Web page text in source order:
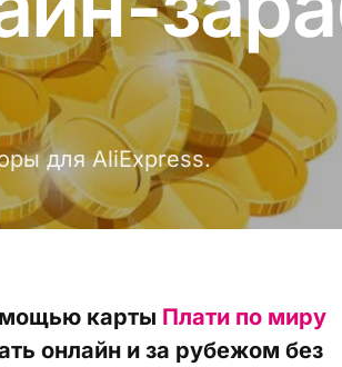
для AliExpress.
карты Плати по миру
онлайн и за рубежом без